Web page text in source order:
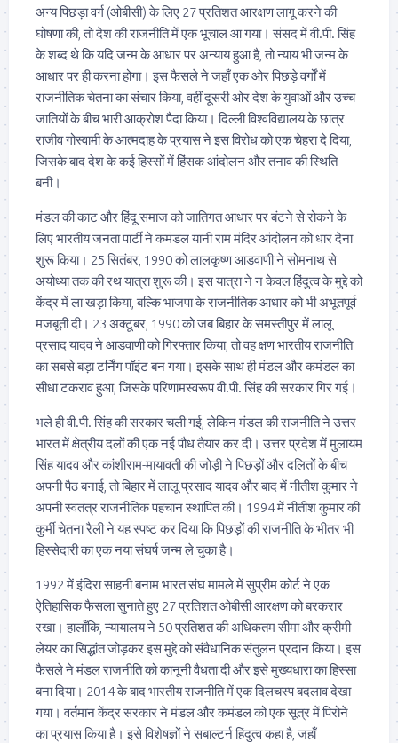
अन्य पिछड़ा वर्ग (ओबीसी) के लिए 27 प्रतिशत आरक्षण लागू करने की
घोषणा की, तो देश की राजनीति में एक भूचाल आ गया। संसद में वी.पी. सिंह
के शब्द थे कि यदि जन्म के आधार पर अन्याय हुआ है, तो न्याय भी जन्म के
आधार पर ही करना होगा। इस फैसले ने जहाँ एक ओर पिछड़े वर्गों में
राजनीतिक चेतना का संचार किया, वहीं दूसरी ओर देश के युवाओं और उच्च
जातियों के बीच भारी आक्रोश पैदा किया। दिल्ली विश्वविद्यालय के छात्र
राजीव गोस्वामी के आत्मदाह के प्रयास ने इस विरोध को एक चेहरा दे दिया,
जिसके बाद देश के कई हिस्सों में हिंसक आंदोलन और तनाव की स्थिति
बनी।
मंडल की काट और हिंदू समाज को जातिगत आधार पर बंटने से रोकने के
लिए भारतीय जनता पार्टी ने कमंडल यानी राम मंदिर आंदोलन को धार देना
शुरू किया। 25 सितंबर, 1990 को लालकृष्ण आडवाणी ने सोमनाथ से
अयोध्या तक की रथ यात्रा शुरू की। इस यात्रा ने न केवल हिंदुत्व के मुद्दे को
केंद्र में ला खड़ा किया, बल्कि भाजपा के राजनीतिक आधार को भी अभूतपूर्व
मजबूती दी। 23 अक्टूबर, 1990 को जब बिहार के समस्तीपुर में लालू
प्रसाद यादव ने आडवाणी को गिरफ्तार किया, तो वह क्षण भारतीय राजनीति
का सबसे बड़ा टर्निंग पॉइंट बन गया। इसके साथ ही मंडल और कमंडल का
सीधा टकराव हुआ, जिसके परिणामस्वरूप वी.पी. सिंह की सरकार गिर गई।
भले ही वी.पी. सिंह की सरकार चली गई, लेकिन मंडल की राजनीति ने उत्तर
भारत में क्षेत्रीय दलों की एक नई पौध तैयार कर दी। उत्तर प्रदेश में मुलायम
सिंह यादव और कांशीराम-मायावती की जोड़ी ने पिछड़ों और दलितों के बीच
अपनी पैठ बनाई, तो बिहार में लालू प्रसाद यादव और बाद में नीतीश कुमार ने
अपनी स्वतंत्र राजनीतिक पहचान स्थापित की। 1994 में नीतीश कुमार की
कुर्मी चेतना रैली ने यह स्पष्ट कर दिया कि पिछड़ों की राजनीति के भीतर भी
हिस्सेदारी का एक नया संघर्ष जन्म ले चुका है।
1992 में इंदिरा साहनी बनाम भारत संघ मामले में सुप्रीम कोर्ट ने एक
ऐतिहासिक फैसला सुनाते हुए 27 प्रतिशत ओबीसी आरक्षण को बरकरार
रखा। हालाँकि, न्यायालय ने 50 प्रतिशत की अधिकतम सीमा और क्रीमी
लेयर का सिद्धांत जोड़कर इस मुद्दे को संवैधानिक संतुलन प्रदान किया। इस
फैसले ने मंडल राजनीति को कानूनी वैधता दी और इसे मुख्यधारा का हिस्सा
बना दिया। 2014 के बाद भारतीय राजनीति में एक दिलचस्प बदलाव देखा
गया। वर्तमान केंद्र सरकार ने मंडल और कमंडल को एक सूत्र में पिरोने
का प्रयास किया है। इसे विशेषज्ञों ने सबाल्टर्न हिंदुत्व कहा है, जहाँ